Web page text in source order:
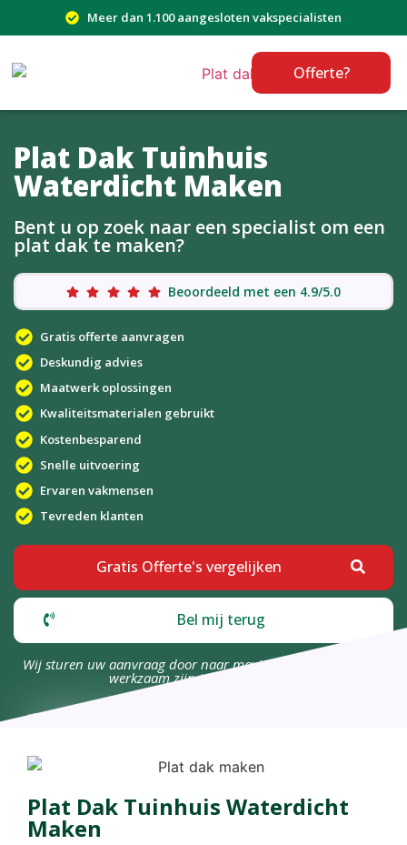
Meer dan 1.100 aangesloten vakspecialisten
Offerte?
Plat Dak Tuinhuis
Waterdicht Maken
Bent u op zoek naar een specialist om een
plat dak te maken?
Beoordeeld met een 4.9/5.0
Gratis offerte aanvragen
Deskundig advies
Maatwerk oplossingen
Kwaliteitsmaterialen gebruikt
Kostenbesparend
Snelle uitvoering
Ervaren vakmensen
Tevreden klanten
Gratis Offerte's vergelijken
Bel mij terug
Wij sturen uw aanvraag door naar maximaal 4 bedrijven die
werkzaam zijn in uw omgeving.
Plat Dak Tuinhuis Waterdicht
Maken